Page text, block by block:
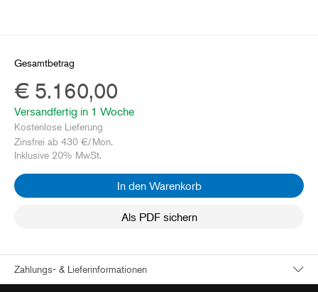
Gesamtbetrag
€ 5.160,00
Versandfertig in 1 Woche
Kostenlose Lieferung
Zinsfrei ab 430 €/Mon.
Inklusive 20% MwSt.
In den Warenkorb
Als PDF sichern
Zahlungs- & Lieferinformationen